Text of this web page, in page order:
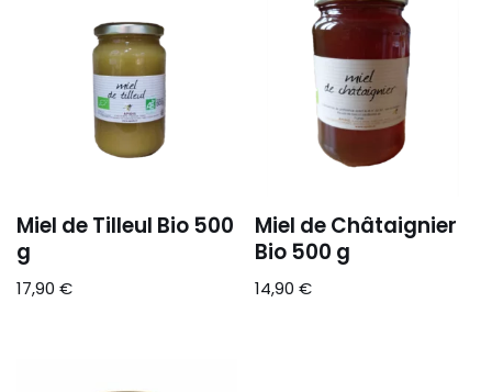
Miel de Tilleul Bio 500
g
17,90 €
Miel de Châtaignier
Bio 500 g
14,90€